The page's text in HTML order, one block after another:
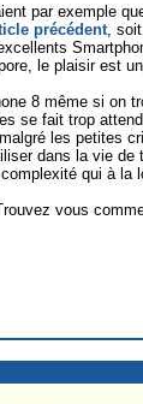
par exemple
précédent ,
le plaisir est un
8 même si on
se fait trop
les petites
dans la vie de
qui à la
vous